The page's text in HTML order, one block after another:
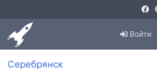
Войти
Серебрянск